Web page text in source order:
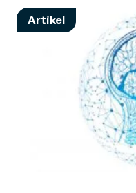
Artikel